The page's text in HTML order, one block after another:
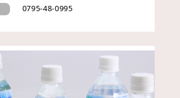
0795-48-0995